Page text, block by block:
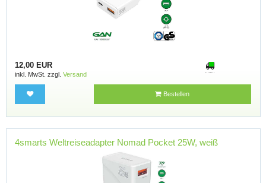
12,00 EUR
inkl. MwSt. zzgl. Versand
Bestellen
4smarts Weltreiseadapter Nomad Pocket 25W, weiß